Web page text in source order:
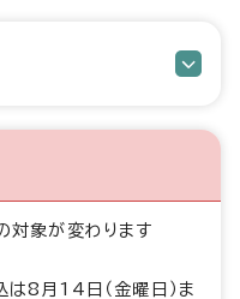
対象が変わります
は8月14日（金曜日）ま